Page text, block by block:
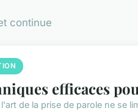
continue
efficaces
de la prise de parole ne se